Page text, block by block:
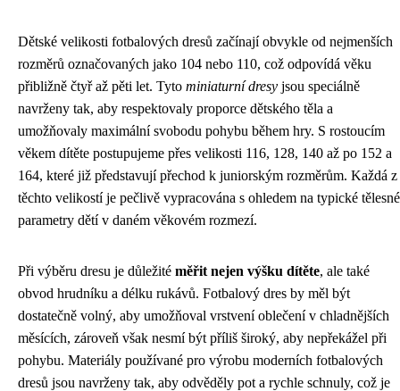
Dětské velikosti fotbalových dresů začínají obvykle od nejmenších
rozměrů označovaných jako 104 nebo 110, což odpovídá věku
přibližně čtyř až pěti let. Tyto miniaturní dresy jsou speciálně
navrženy tak, aby respektovaly proporce dětského těla a
umožňovaly maximální svobodu pohybu během hry. S rostoucím
věkem dítěte postupujeme přes velikosti 116, 128, 140 až po 152 a
164, které již představují přechod k juniorským rozměrům. Každá z
těchto velikostí je pečlivě vypracována s ohledem na typické tělesné
parametry dětí v daném věkovém rozmezí.
Při výběru dresu je důležité měřit nejen výšku dítěte, ale také
obvod hrudníku a délku rukávů. Fotbalový dres by měl být
dostatečně volný, aby umožňoval vrstvení oblečení v chladnějších
měsících, zároveň však nesmí být příliš široký, aby nepřekážel při
pohybu. Materiály používané pro výrobu moderních fotbalových
dresů jsou navrženy tak, aby odvěděly pot a rychle schnuly, což je